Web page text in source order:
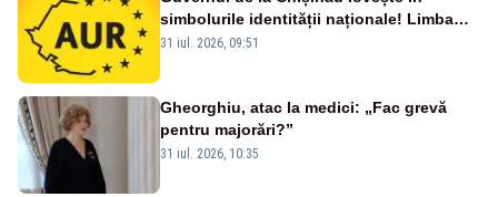
simbolurile identității naționale! Limba
română nu se economisește! Limba
31 iul. 2026, 09:51
Gheorghiu, atac la medici: „Fac grevă
pentru majorări?”
31 iul. 2026, 10:35